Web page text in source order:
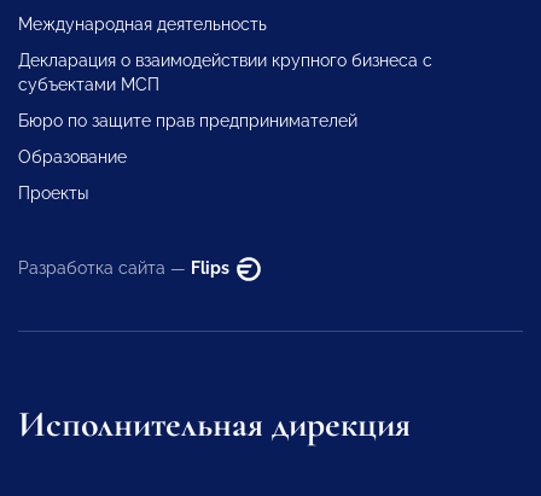
Международная деятельность
Декларация о взаимодействии крупного бизнеса с
субъектами МСП
Бюро по защите прав предпринимателей
Образование
Проекты
Разработка сайта — Flips
Исполнительная дирекция